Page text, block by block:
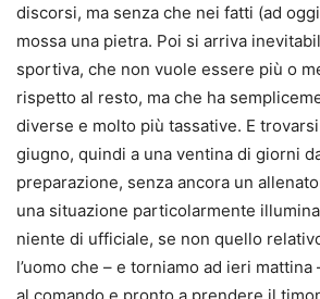
discorsi, ma senza che nei fatti (ad
mossa una pietra. Poi si arriva
sportiva, che non vuole essere più o
rispetto al resto, ma che ha
diverse e molto più tassative. E
giugno, quindi a una ventina di giorni
preparazione, senza ancora un
una situazione particolarmente
niente di ufficiale, se non quello
l’uomo che – e torniamo ad ieri mattina